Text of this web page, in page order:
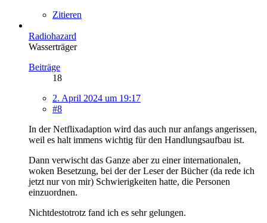
Zitieren
Radiohazard
Wasserträger
Beiträge
18
2. April 2024 um 19:17
#8
In der Netflixadaption wird das auch nur anfangs angerissen,
weil es halt immens wichtig für den Handlungsaufbau ist.
Dann verwischt das Ganze aber zu einer internationalen,
woken Besetzung, bei der der Leser der Bücher (da rede ich
jetzt nur von mir) Schwierigkeiten hatte, die Personen
einzuordnen.
Nichtdestotrotz fand ich es sehr gelungen.